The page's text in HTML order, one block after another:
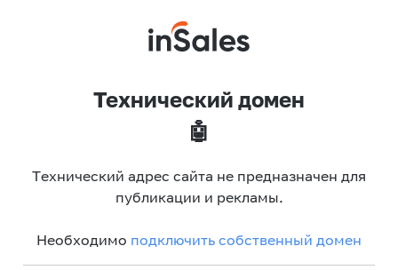
Технический домен
🤖
Технический адрес сайта не предназначен для
публикации и рекламы.
Необходимо подключить собственный домен